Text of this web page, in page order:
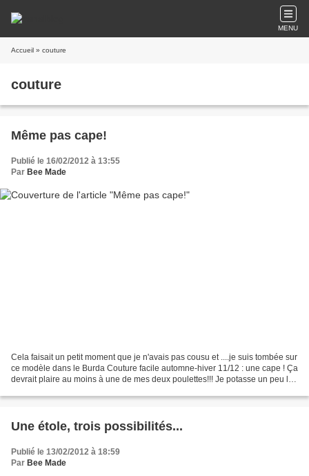
MENU
Accueil » couture
couture
Même pas cape!
Publié le 16/02/2012 à 13:55
Par Bee Made
Cela faisait un petit moment que je n'avais pas cousu et ....je suis tombée sur
ce modèle dans le Burda Couture facile automne-hiver 11/12 : une cape ! Ça
devrait plaire au moins à une de mes deux poulettes!!! Je potasse un peu le
Une étole, trois possibilités...
Publié le 13/02/2012 à 18:59
Par Bee Made